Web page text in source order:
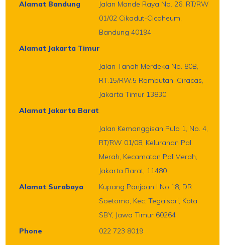
Alamat Bandung
Jalan Mande Raya No. 26, RT/RW
01/02 Cikadut-Cicaheum,
Bandung 40194
Alamat Jakarta Timur
Jalan Tanah Merdeka No. 80B,
RT.15/RW.5 Rambutan, Ciracas,
Jakarta Timur 13830
Alamat Jakarta Barat
Jalan Kemanggisan Pulo 1, No. 4,
RT/RW 01/08, Kelurahan Pal
Merah, Kecamatan Pal Merah,
Jakarta Barat, 11480
Alamat Surabaya
Kupang Panjaan I No.18, DR.
Soetomo, Kec. Tegalsari, Kota
SBY, Jawa Timur 60264
Phone
022 723 8019